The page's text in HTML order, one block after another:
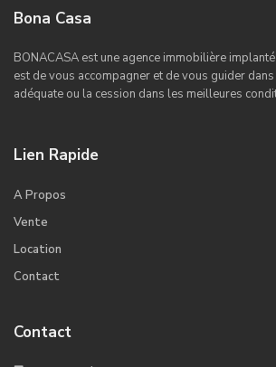
Bona Casa
BONACASA est une agence immobilière
est de vous accompagner et de vous guider
adéquate ou la cession dans les meilleures
Lien Rapide
A Propos
Vente
Location
Contact
Contact